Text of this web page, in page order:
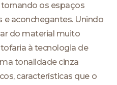
os espaços
aconchegantes. Unindo
do material muito
à tecnologia de
tonalidade cinza
características que o